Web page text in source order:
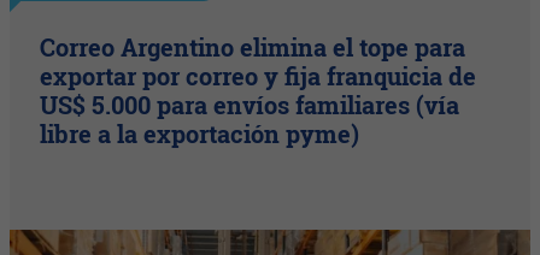
Correo Argentino elimina el tope para
exportar por correo y fija franquicia de
US$ 5.000 para envíos familiares (vía
libre a la exportación pyme)